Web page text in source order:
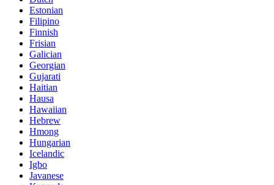
Estonian
Filipino
Finnish
Frisian
Galician
Georgian
Gujarati
Haitian
Hausa
Hawaiian
Hebrew
Hmong
Hungarian
Icelandic
Igbo
Javanese